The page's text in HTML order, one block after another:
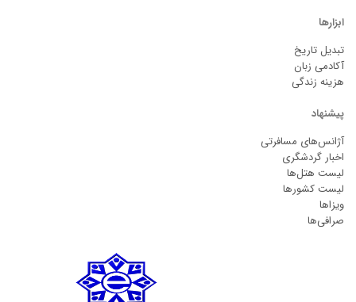
ابزارها
تبدیل تاریخ
آکادمی زبان
هزینه زندگی
پیشنهاد
آژانس‌های مسافرتی
اخبار گردشگری
لیست هتل‌ها
لیست کشورها
ویزاها
صرافی‌ها